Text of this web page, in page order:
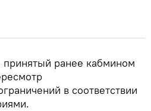
ранее кабмином
в соответствии